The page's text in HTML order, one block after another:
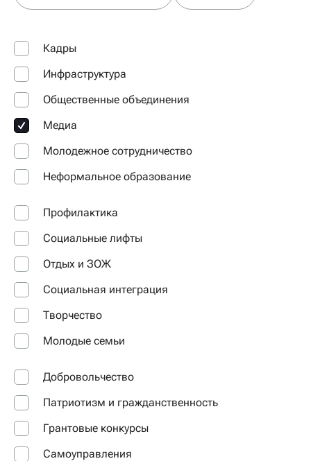
Кадры
Инфраструктура
Общественные объединения
Медиа
Молодежное сотрудничество
Неформальное образование
Профилактика
Социальные лифты
Отдых и ЗОЖ
Социальная интеграция
Творчество
Молодые семьи
Добровольчество
Патриотизм и гражданственность
Грантовые конкурсы
Самоуправления